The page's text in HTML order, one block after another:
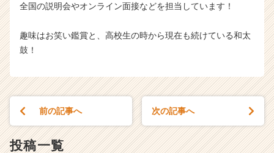
全国の説明会やオンライン面接などを担当しています！
趣味はお笑い鑑賞と、高校生の時から現在も続けている和太
鼓！
前の記事へ 次の記事へ
投稿一覧